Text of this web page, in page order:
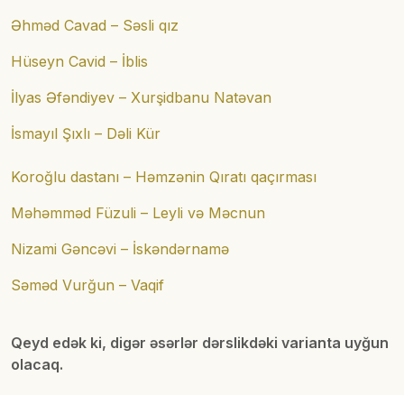
Əhməd Cavad – Səsli qız
Hüseyn Cavid – İblis
İlyas Əfəndiyev – Xurşidbanu Natəvan
İsmayıl Şıxlı – Dəli Kür
Koroğlu dastanı – Həmzənin Qıratı qaçırması
Məhəmməd Füzuli – Leyli və Məcnun
Nizami Gəncəvi – İskəndərnamə
Səməd Vurğun – Vaqif
Qeyd edək ki, digər əsərlər dərslikdəki varianta uyğun
olacaq.